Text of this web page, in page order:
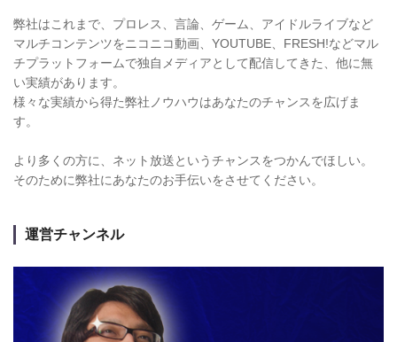
弊社はこれまで、プロレス、言論、ゲーム、アイドルライブなど
マルチコンテンツをニコニコ動画、YOUTUBE、FRESH!などマル
チプラットフォームで独自メディアとして配信してきた、他に無
い実績があります。
様々な実績から得た弊社ノウハウはあなたのチャンスを広げま
す。
より多くの方に、ネット放送というチャンスをつかんでほしい。
そのために弊社にあなたのお手伝いをさせてください。
運営チャンネル